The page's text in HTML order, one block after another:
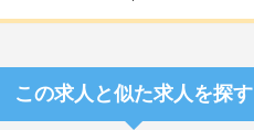
この求人と似た求人を探す